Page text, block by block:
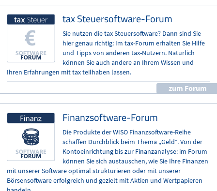
tax Steuersoftware-Forum
Sie nutzen die tax Steuersoftware? Dann sind Sie
hier genau richtig: Im tax-Forum erhalten Sie Hilfe
und Tipps von anderen tax-Nutzern. Natürlich
können Sie auch andere an Ihrem Wissen und
Ihren Erfahrungen mit tax teilhaben lassen.
zum Forum
Finanzsoftware-Forum
Die Produkte der WISO Finanzsoftware-Reihe
schaffen Durchblick beim Thema „Geld“. Von der
Kontoeinrichtung bis zur Finanzanalyse: im Forum
können Sie sich austauschen, wie Sie Ihre Finanzen
mit unserer Software optimal strukturieren oder mit unserer
Börsensoftware erfolgreich und gezielt mit Aktien und Wertpapieren
tax Business